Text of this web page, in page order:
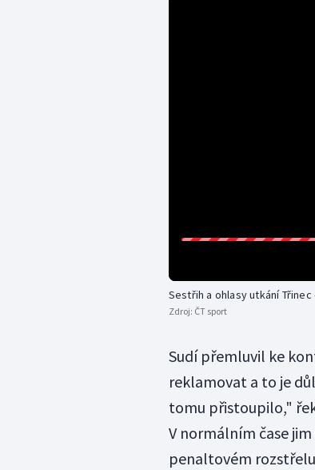
Sestřih a ohlasy utkání Třinec
Zdroj: ČT sport
Sudí přemluvil ke
reklamovat a to je
tomu přistoupilo,"
V normálním čase
penaltovém